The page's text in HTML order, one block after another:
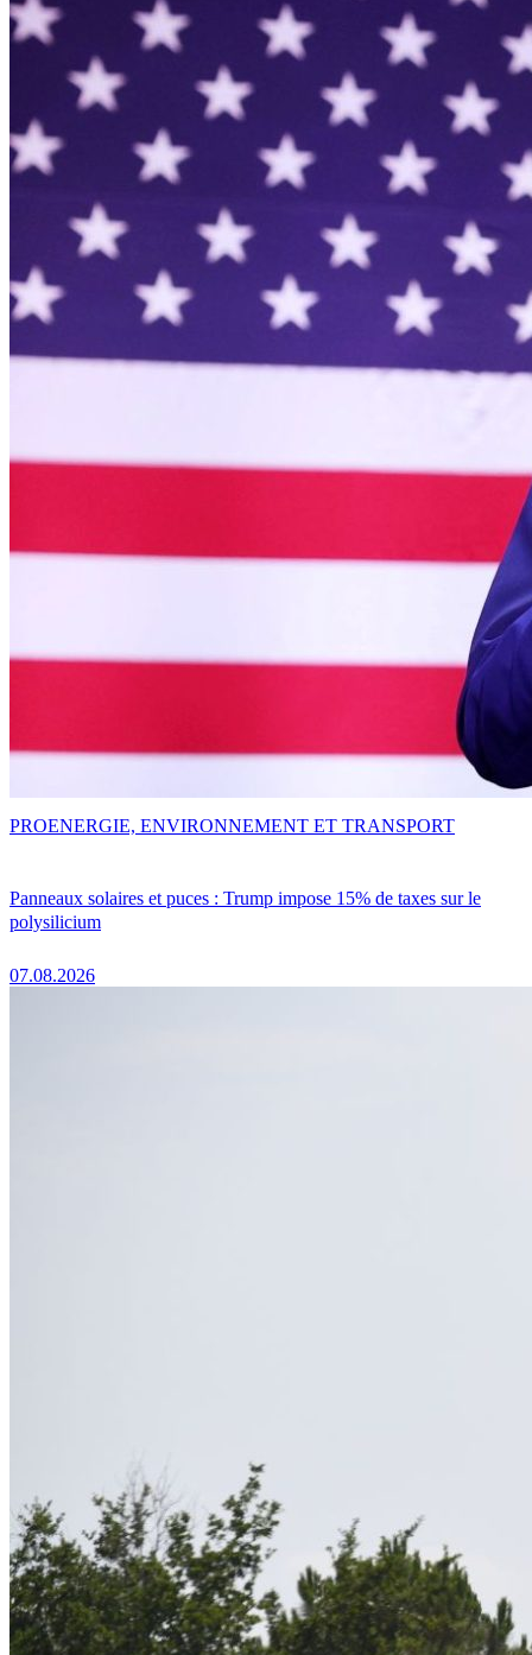
Panneaux solaires et puces : Trump impose 15% de taxes sur le
polysilicium
07.08.2026
PROENERGIE, ENVIRONNEMENT ET TRANSPORT